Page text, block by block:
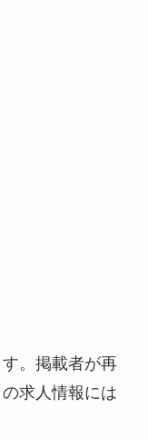
。掲載者が再
求人情報には